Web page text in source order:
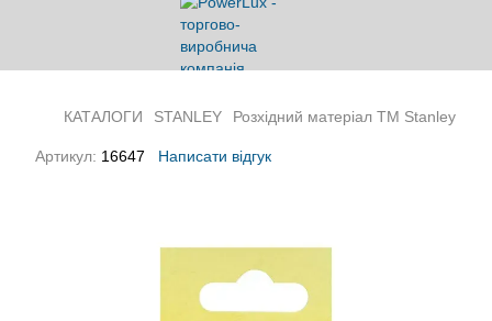
КАТАЛОГИ STANLEY Розхідний матеріал ТМ Stanley
Артикул: 16647 Написати відгук